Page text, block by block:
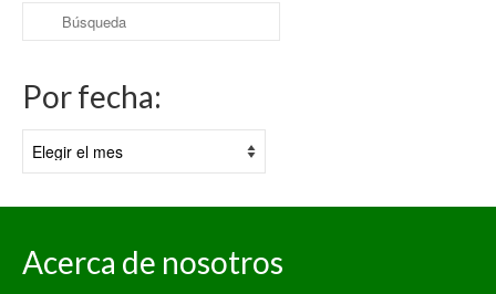
Buscar
por:
Por fecha:
fecha:
Acerca de nosotros